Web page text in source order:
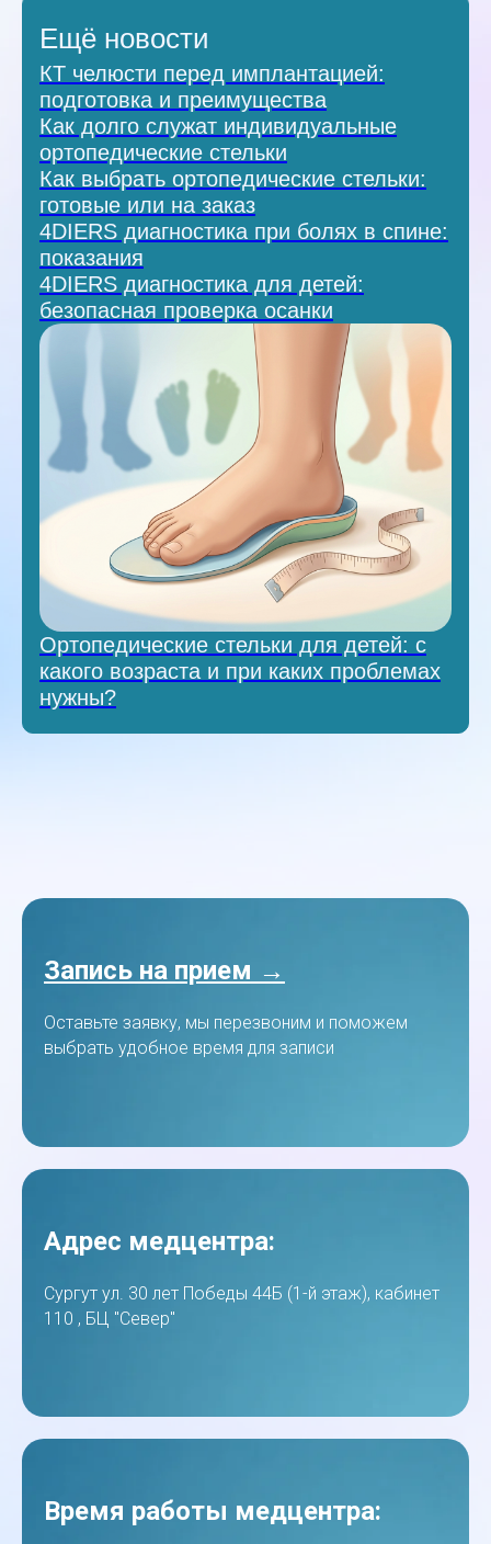
Ещё новости
КТ челюсти перед имплантацией:
подготовка и преимущества
Как долго служат индивидуальные
ортопедические стельки
Как выбрать ортопедические стельки:
готовые или на заказ
4DIERS диагностика при болях в спине:
показания
4DIERS диагностика для детей:
безопасная проверка осанки
Ортопедические стельки для детей: с
какого возраста и при каких проблемах
нужны?
Запись на прием →
Оставьте заявку, мы перезвоним и поможем
выбрать удобное время для записи
Адрес медцентра:
Сургут ул. 30 лет Победы 44Б (1-й этаж), кабинет
110 , БЦ "Север"
Время работы медцентра: